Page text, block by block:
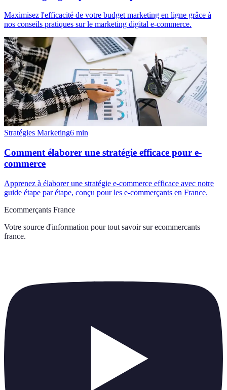
Maximisez l'efficacité de votre budget marketing en ligne grâce à
nos conseils pratiques sur le marketing digital e-commerce.
Stratégies Marketing6 min
Comment élaborer une stratégie efficace pour e-
commerce
Apprenez à élaborer une stratégie e-commerce efficace avec notre
guide étape par étape, conçu pour les e-commerçants en France.
Ecommerçants France
Votre source d'information pour tout savoir sur ecommercants
france.